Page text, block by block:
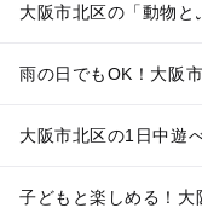
大阪市北区の「動物と
雨の日でもOK！大阪
大阪市北区の1日中遊
子どもと楽しめる！大